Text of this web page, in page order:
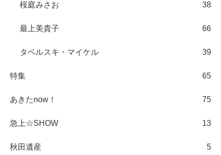
桜庭みさお 38
最上美貴子 66
タベルスキ・マイケル 39
特集 65
あきたnow！ 75
急上☆SHOW 13
秋田遺産 5